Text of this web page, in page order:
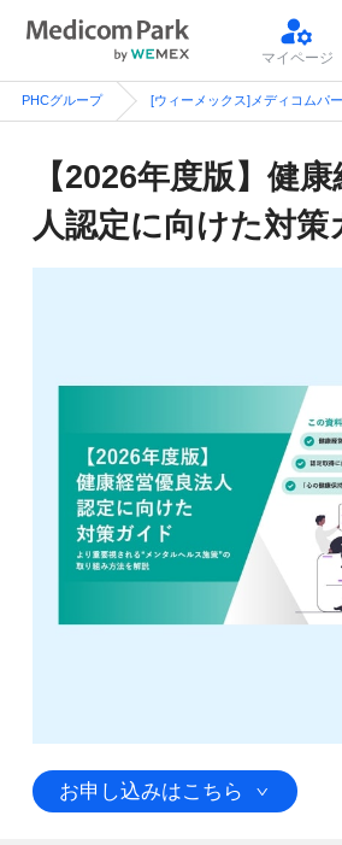
マイページ
PHCグループ [ウィーメックス]メディコムパ
【2026年度版】健
人認定に向けた対策
お申し込みはこちら